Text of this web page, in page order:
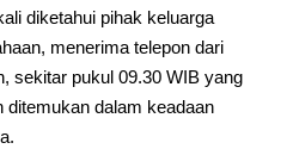
diketahui pihak keluarga
menerima telepon dari
sekitar pukul 09.30 WIB yang
ditemukan dalam keadaan